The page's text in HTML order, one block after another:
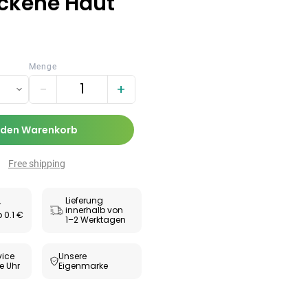
zur
extra
€
-5%
Menge
− +
Warenkorb
Free shipping
€
Lieferung
innerhalb von
1–2 Werktagen
Uhr
Unsere
Eigenmarke